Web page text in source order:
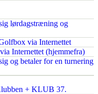
lørdagstræning og
via Internettet
Internettet (hjemmefra)
og betaler for en turnering
+ KLUB 37.